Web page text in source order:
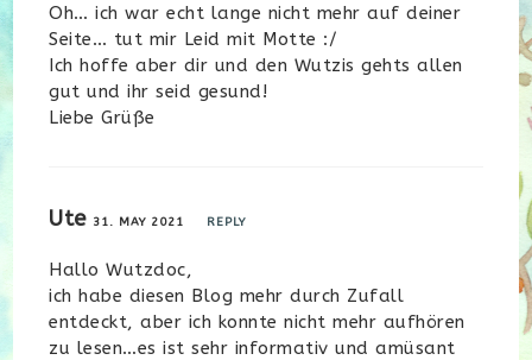
Oh… ich war echt lange nicht mehr auf deiner
Seite… tut mir Leid mit Motte :/
Ich hoffe aber dir und den Wutzis gehts allen
gut und ihr seid gesund!
Liebe Grüße
Ute 31. MAY 2021 REPLY
Hallo Wutzdoc,
ich habe diesen Blog mehr durch Zufall
entdeckt, aber ich konnte nicht mehr aufhören
zu lesen…es ist sehr informativ und amüsant